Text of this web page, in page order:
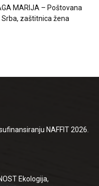
MARIJA – Poštovana
Srba, zaštitnica žena
NAFFIT 2026.
Ekologija,